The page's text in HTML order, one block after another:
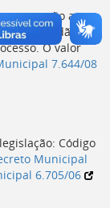
ao
ao Cidadão
O valor
7.644/08
Código
Municipal
6.705/06